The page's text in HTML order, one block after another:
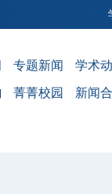
专题新闻 学术
菁菁校园 新闻